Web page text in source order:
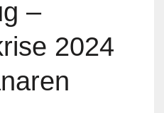
–
2024